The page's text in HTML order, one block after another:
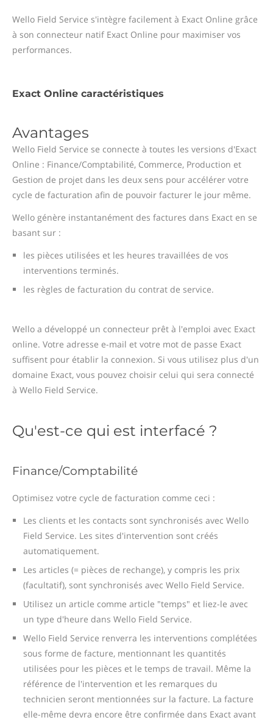
Wello Field Service s'intègre facilement à Exact Online grâce
à son connecteur natif Exact Online pour maximiser vos
performances.
Exact Online caractéristiques
Avantages
Wello Field Service se connecte à toutes les versions d'Exact
Online : Finance/Comptabilité, Commerce, Production et
Gestion de projet dans les deux sens pour accélérer votre
cycle de facturation afin de pouvoir facturer le jour même.
Wello génère instantanément des factures dans Exact en se
basant sur :
les pièces utilisées et les heures travaillées de vos
interventions terminés.
les règles de facturation du contrat de service.
Wello a développé un connecteur prêt à l'emploi avec Exact
online. Votre adresse e-mail et votre mot de passe Exact
suffisent pour établir la connexion. Si vous utilisez plus d'un
domaine Exact, vous pouvez choisir celui qui sera connecté
à Wello Field Service.
Qu'est-ce qui est interfacé ?
Finance/Comptabilité
Optimisez votre cycle de facturation comme ceci :
Les clients et les contacts sont synchronisés avec Wello
Field Service. Les sites d'intervention sont créés
automatiquement.
Les articles (= pièces de rechange), y compris les prix
(facultatif), sont synchronisés avec Wello Field Service.
Utilisez un article comme article "temps" et liez-le avec
un type d'heure dans Wello Field Service.
Wello Field Service renverra les interventions complétées
sous forme de facture, mentionnant les quantités
utilisées pour les pièces et le temps de travail. Même la
référence de l'intervention et les remarques du
technicien seront mentionnées sur la facture. La facture
elle-même devra encore être confirmée dans Exact avant